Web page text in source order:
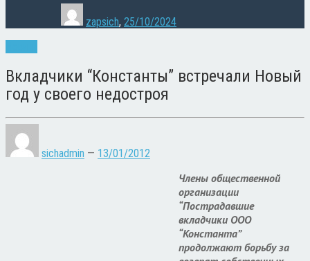
zapsich, 25/10/2024
Вкладчики “Константы” встречали Новый
год у своего недостроя
sichadmin — 13/01/2012
Члены общественной
организации
“Пострадавшие
вкладчики ООО
“Константа”
продолжают борьбу за